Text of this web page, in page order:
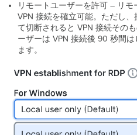
リモートユーザーを許可 – リ
VPN 接続を確立可能。ただし
て切断されると VPN 接続その
ーザーは VPN 接続後 90 秒間
ます。